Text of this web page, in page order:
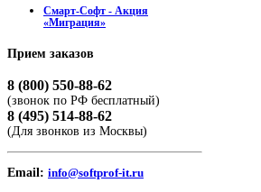
Смарт-Софт - Акция
«Миграция»
Прием заказов
8 (800) 550-88-62
(звонок по РФ бесплатный)
8 (495) 514-88-62
(Для звонков из Москвы)
Email: info@softprof-it.ru